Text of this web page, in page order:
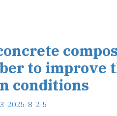
to improve
conditions
2025-8-2-5